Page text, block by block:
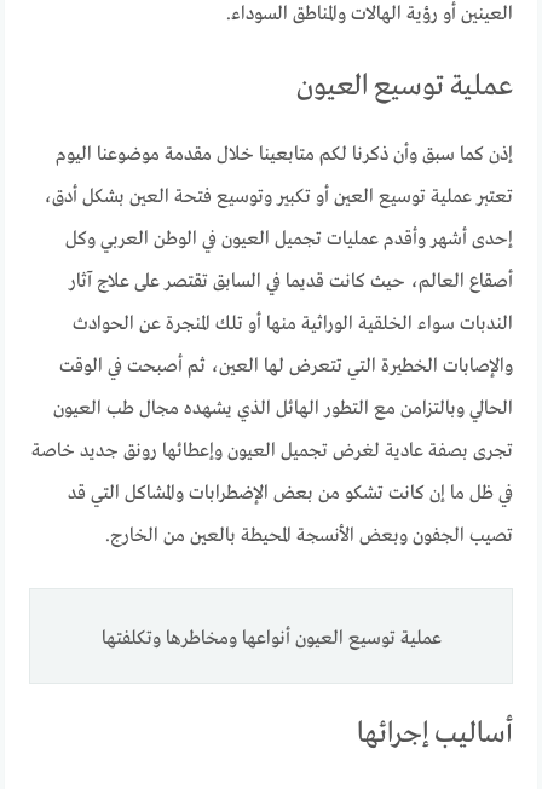
العينين أو رؤية الهالات والمناطق السوداء.
عملية توسيع العيون
إذن كما سبق وأن ذكرنا لكم متابعينا خلال مقدمة موضوعنا اليوم
تعتبر عملية توسيع العين أو تكبير وتوسيع فتحة العين بشكل أدق،
إحدى أشهر وأقدم عمليات تجميل العيون في الوطن العربي وكل
أصقاع العالم، حيث كانت قديما في السابق تقتصر على علاج آثار
الندبات سواء الخلقية الوراثية منها أو تلك المنجرة عن الحوادث
والإصابات الخطيرة التي تتعرض لها العين، ثم أصبحت في الوقت
الحالي وبالتزامن مع التطور الهائل الذي يشهده مجال طب العيون
تجرى بصفة عادية لغرض تجميل العيون وإعطائها رونق جديد خاصة
في ظل ما إن كانت تشكو من بعض الإضطرابات والمشاكل التي قد
تصيب الجفون وبعض الأنسجة المحيطة بالعين من الخارج.
عملية توسيع العيون أنواعها ومخاطرها وتكلفتها
أساليب إجرائها